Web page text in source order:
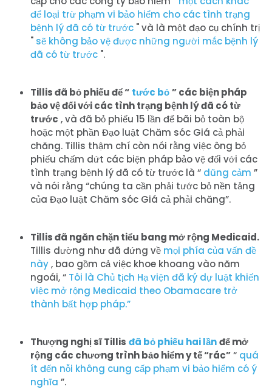
để loại trừ phạm vi bảo hiểm cho các tình trạng
bệnh lý đã có từ trước " và là một đạo cụ chính trị
" sẽ không bảo vệ được những người mắc bệnh lý
đã có từ trước ".
Tillis đã bỏ phiếu để “ tước bỏ” các biện pháp
bảo vệ đối với các tình trạng bệnh lý đã có từ
trước , và đã bỏ phiếu 15 lần để bãi bỏ toàn bộ
hoặc một phần Đạo luật Chăm sóc Giá cả phải
chăng. Tillis thậm chí còn nói rằng việc ông bỏ
phiếu chấm dứt các biện pháp bảo vệ đối với các
tình trạng bệnh lý đã có từ trước là “ dũng cảm ”
và nói rằng “chúng ta cần phải tước bỏ nền tảng
của Đạo luật Chăm sóc Giá cả phải chăng”.
Tillis đã ngăn chặn tiểu bang mở rộng Medicaid.
Tillis dường như đã đứng về mọi phía của vấn đề
này, bao gồm cả việc khoe khoang vào năm
ngoái, “ Tôi là Chủ tịch Hạ viện đã ký dự luật khiến
việc mở rộng Medicaid theo Obamacare trở
thành bất hợp pháp.”
Thượng nghị sĩ Tillis đã bỏ phiếu hai lầnđể mở
rộng các chương trình bảo hiểm y tế “rác”“ quá
ít đến nỗi không cung cấp phạm vi bảo hiểm có ý
nghĩa ”.